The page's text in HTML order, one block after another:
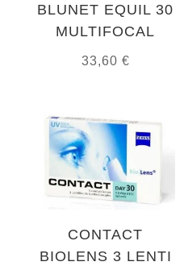
BLUNET EQUIL 30
MULTIFOCAL
33,60 €
CONTACT
BIOLENS 3 LENTI